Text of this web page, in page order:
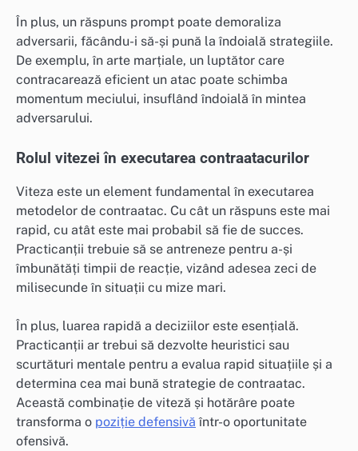
În plus, un răspuns prompt poate demoraliza
adversarii, făcându-i să-și pună la îndoială strategiile.
De exemplu, în arte marțiale, un luptător care
contracarează eficient un atac poate schimba
momentum meciului, insuflând îndoială în mintea
adversarului.
Rolul vitezei în executarea contraatacurilor
Viteza este un element fundamental în executarea
metodelor de contraatac. Cu cât un răspuns este mai
rapid, cu atât este mai probabil să fie de succes.
Practicanții trebuie să se antreneze pentru a-și
îmbunătăți timpii de reacție, vizând adesea zeci de
milisecunde în situații cu mize mari.
În plus, luarea rapidă a deciziilor este esențială.
Practicanții ar trebui să dezvolte heuristici sau
scurtături mentale pentru a evalua rapid situațiile și a
determina cea mai bună strategie de contraatac.
Această combinație de viteză și hotărâre poate
transforma o poziție defensivă într-o oportunitate
ofensivă.